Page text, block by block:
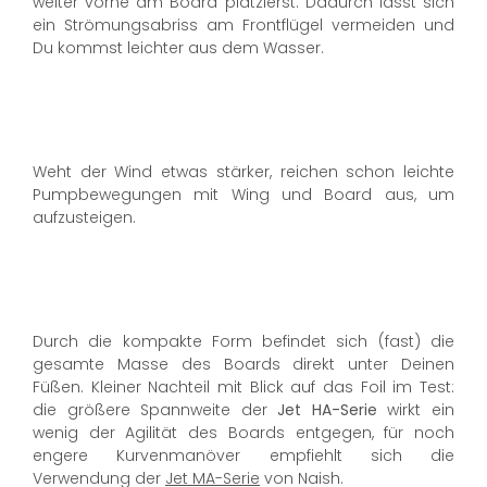
ein Strömungsabriss am Frontflügel vermeiden und
Du kommst leichter aus dem Wasser.
Weht der Wind etwas stärker, reichen schon leichte
Pumpbewegungen mit Wing und Board aus, um
aufzusteigen.
Durch die kompakte Form befindet sich (fast) die
gesamte Masse des Boards direkt unter Deinen
Füßen. Kleiner Nachteil mit Blick auf das Foil im Test:
die größere Spannweite derJet HA-Serie wirkt ein
wenig der Agilität des Boards entgegen, für noch
engere Kurvenmanöver empfiehlt sich die
Verwendung der Jet MA-Serie von Naish.